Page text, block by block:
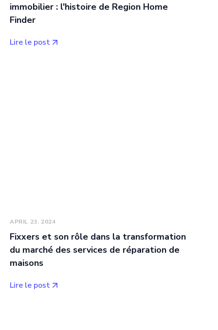
immobilier : l'histoire de Region Home
Finder
Lire le post
APRIL 23, 2024
Fixxers et son rôle dans la transformation
du marché des services de réparation de
maisons
Lire le post